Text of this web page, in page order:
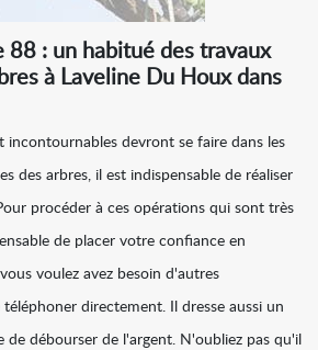
88 : un habitué des travaux
à Laveline Du Houx dans
incontournables devront se faire dans les
des arbres, il est indispensable de réaliser
procéder à ces opérations qui sont très
de placer votre confiance en
voulez avez besoin d'autres
directement. Il dresse aussi un
de débourser de l'argent. N'oubliez pas qu'il